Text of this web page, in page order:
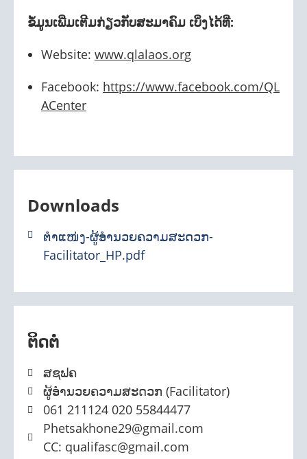
ຂໍ້ມູນເພີ່ມເຕີມກ່ຽວກັບສະມາຄົມ ເບິ່ງໄດ້ທີ່:
Website: www.qlalaos.org
Facebook: https://www.facebook.com/QL
ACenter
Downloads
ຕຳແໜ່ງ-ຜູ້ອຳນວຍຄວາມສະດວກ-
Facilitator_HP.pdf
ຕິດຕໍ່
ສຊຟຄ
ຜູ້ອຳນວຍຄວາມສະດວກ (Facilitator)
061 211124 020 55844477
Phetsakhone29@gmail.com
CC: qualifasc@gmail.com